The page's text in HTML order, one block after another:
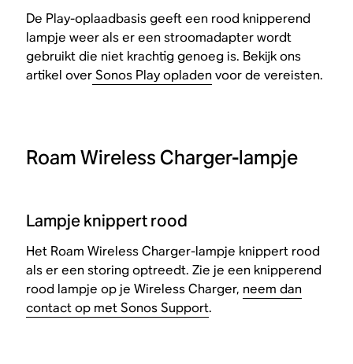
De Play-oplaadbasis geeft een rood knipperend
lampje weer als er een stroomadapter wordt
gebruikt die niet krachtig genoeg is. Bekijk ons
artikel overSonos Play opladenvoor de vereisten.
Roam Wireless Charger-lampje
Lampje knippert rood
Het Roam Wireless Charger-lampje knippert rood
als er een storing optreedt. Zie je een knipperend
rood lampje op je Wireless Charger, neem dan
contact op met Sonos Support.